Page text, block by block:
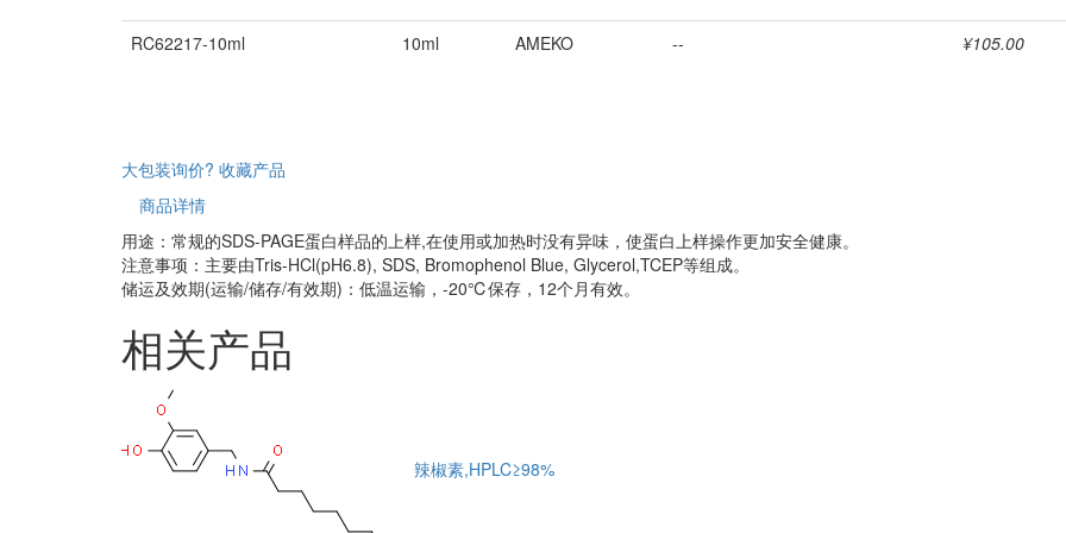
RC62217-10ml
10ml AMEKO -- ¥105.00
大包装询价? 收藏产品
商品详情
用途：常规的SDS-PAGE蛋白样品的上样,在使用或加热时没有异味，使蛋白上样操作更加安全健康。
注意事项：主要由Tris-HCl(pH6.8), SDS, Bromophenol Blue, Glycerol,TCEP等组成。
储运及效期(运输/储存/有效期)：低温运输，-20℃保存，12个月有效。
相关产品
辣椒素,HPLC≥98%